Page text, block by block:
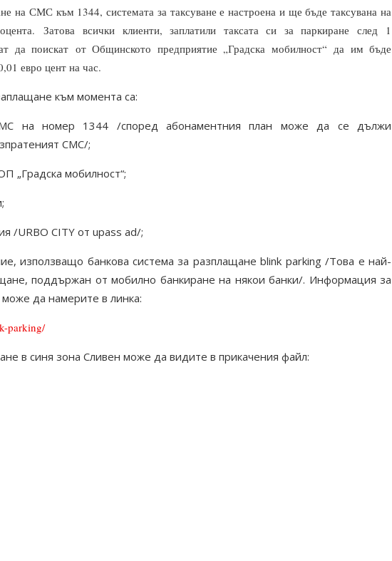
на СМС към 1344, системата за таксуване е настроена и ще бъде таксувана на
Затова всички клиенти, заплатили таксата си за паркиране след
1
да поискат от Общинското предприятие „Градска мобилност“ да им бъде
евро цент на час.
към момента са:
на номер 1344 /според абонаментния план може да се дължи
СМС/;
„Градска мобилност“;
/URBO CITY от upass ad/;
използващо банкова система за разплащане blink parking/Това е най-
поддържан от мобилно банкиране на някои банки/. Информация за
да намерите в линка:
parking/
в синя зона Сливен може да видите в прикачения файл: